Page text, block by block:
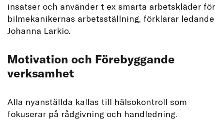
insatser och använder t ex smarta arbetskläder
bilmekanikernas arbetsställning, förklarar
Johanna Larkio.
Motivation och Förebyggande
verksamhet
Alla nyanställda kallas till hälsokontroll som
fokuserar på rådgivning och handledning.